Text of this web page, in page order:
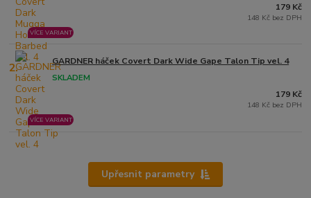
VÍCE VARIANT
179 Kč
148 Kč bez DPH
2. GARDNER háček Covert Dark Wide Gape Talon Tip vel. 4
SKLADEM
VÍCE VARIANT
179 Kč
148 Kč bez DPH
Upřesnit parametry